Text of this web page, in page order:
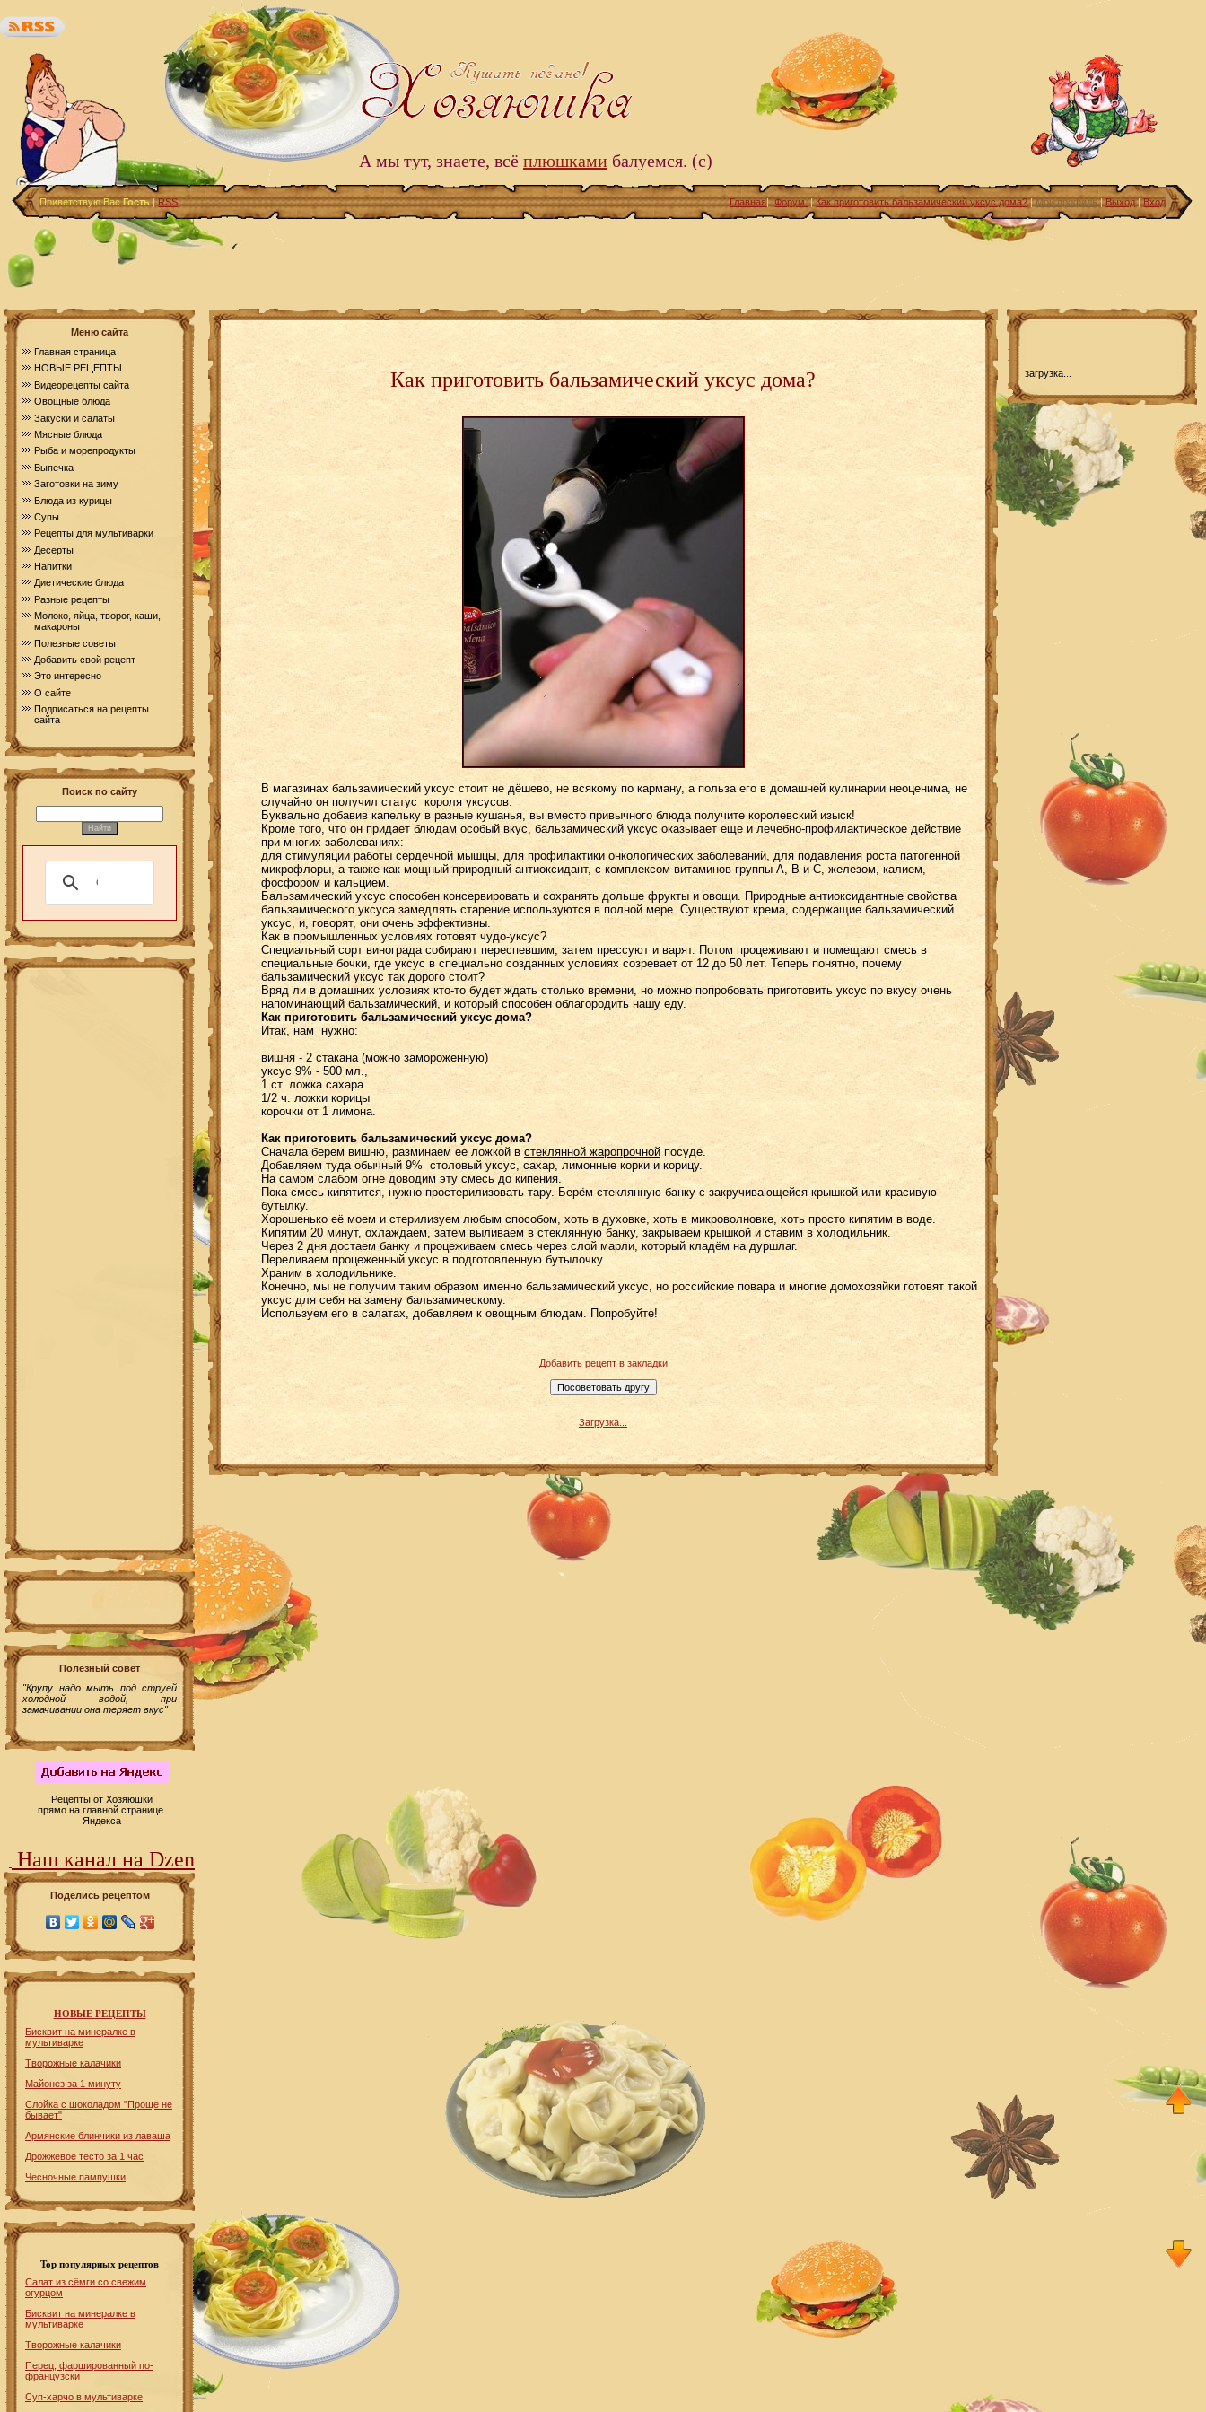
А мы тут, знаете, всё плюшками балуемся. (c)
Приветствую Вас Гость|RSS Главная|Форум|Как приготовить бальзамический уксус дома?|Мой профиль|Выход|Вход
Меню сайта
Главная страница
НОВЫЕ РЕЦЕПТЫ
Видеорецепты сайта
Овощные блюда
Закуски и салаты
Мясные блюда
Рыба и морепродукты
Выпечка
Заготовки на зиму
Блюда из курицы
Супы
Рецепты для мультиварки
Десерты
Напитки
Диетические блюда
Разные рецепты
Молоко, яйца, творог, каши,
макароны
Полезные советы
Добавить свой рецепт
Это интересно
О сайте
Подписаться на рецепты
сайта
Поиск по сайту
Полезный совет
"Крупу надо мыть под струей
холодной водой, при
замачивании она теряет вкус"
Рецепты от Хозяюшки
прямо на главной странице
Яндекса
Наш канал на Dzen
Поделись рецептом
НОВЫЕ РЕЦЕПТЫ
Бисквит на минералке в
мультиварке
Творожные калачики
Майонез за 1 минуту
Слойка с шоколадом "Проще не
бывает"
Армянские блинчики из лаваша
Дрожжевое тесто за 1 час
Чесночные пампушки
Top популярных рецептов
Салат из сёмги со свежим
огурцом
Бисквит на минералке в
мультиварке
Творожные калачики
Перец, фаршированный по-
французски
Суп-харчо в мультиварке
Как приготовить бальзамический уксус дома?
В магазинах бальзамический уксус стоит не дёшево, не всякому по карману, а польза его в домашней кулинарии неоценима, не
случайно он получил статус короля уксусов.
Буквально добавив капельку в разные кушанья, вы вместо привычного блюда получите королевский изыск!
Кроме того, что он придает блюдам особый вкус, бальзамический уксус оказывает еще и лечебно-профилактическое действие
при многих заболеваниях:
для стимуляции работы сердечной мышцы, для профилактики онкологических заболеваний, для подавления роста патогенной
микрофлоры, а также как мощный природный антиоксидант, с комплексом витаминов группы А, В и С, железом, калием,
фосфором и кальцием.
Бальзамический уксус способен консервировать и сохранять дольше фрукты и овощи. Природные антиоксидантные свойства
бальзамического уксуса замедлять старение используются в полной мере. Существуют крема, содержащие бальзамический
уксус, и, говорят, они очень эффективны.
Как в промышленных условиях готовят чудо-уксус?
Специальный сорт винограда собирают переспевшим, затем прессуют и варят. Потом процеживают и помещают смесь в
специальные бочки, где уксус в специально созданных условиях созревает от 12 до 50 лет. Теперь понятно, почему
бальзамический уксус так дорого стоит?
Вряд ли в домашних условиях кто-то будет ждать столько времени, но можно попробовать приготовить уксус по вкусу очень
напоминающий бальзамический, и который способен облагородить нашу еду.
Как приготовить бальзамический уксус дома?
Итак, нам нужно:
вишня - 2 стакана (можно замороженную)
уксус 9% - 500 мл.,
1 ст. ложка сахара
1/2 ч. ложки корицы
корочки от 1 лимона.
Как приготовить бальзамический уксус дома?
Сначала берем вишню, разминаем ее ложкой в стеклянной жаропрочной посуде.
Добавляем туда обычный 9% столовый уксус, сахар, лимонные корки и корицу.
На самом слабом огне доводим эту смесь до кипения.
Пока смесь кипятится, нужно простерилизовать тару. Берём стеклянную банку с закручивающейся крышкой или красивую
бутылку.
Хорошенько её моем и стерилизуем любым способом, хоть в духовке, хоть в микроволновке, хоть просто кипятим в воде.
Кипятим 20 минут, охлаждаем, затем выливаем в стеклянную банку, закрываем крышкой и ставим в холодильник.
Через 2 дня достаем банку и процеживаем смесь через слой марли, который кладём на дуршлаг.
Переливаем процеженный уксус в подготовленную бутылочку.
Храним в холодильнике.
Конечно, мы не получим таким образом именно бальзамический уксус, но российские повара и многие домохозяйки готовят такой
уксус для себя на замену бальзамическому.
Используем его в салатах, добавляем к овощным блюдам. Попробуйте!
Добавить рецепт в закладки
Загрузка...
загрузка...